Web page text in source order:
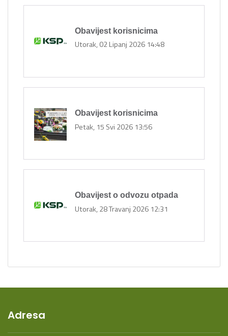
Obavijest korisnicima
Utorak, 02 Lipanj 2026 14:48
Obavijest korisnicima
Petak, 15 Svi 2026 13:56
Obavijest o odvozu otpada
Utorak, 28 Travanj 2026 12:31
Adresa